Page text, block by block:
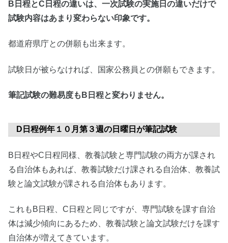
B日程とC日程の違いは、一次試験の実施日の違いだけで
試験内容はあまり変わらない印象です。
都道府県庁との併願も出来ます。
試験日が被らなければ、国家公務員との併願もできます。
筆記試験の難易度もB日程と変わりません。
D日程例年１０月第３週の日曜日が筆記試験
B日程やC日程同様、教養試験と専門試験の両方が課され
る自治体もあれば、教養試験だけ課される自治体、教養試
験と論文試験が課される自治体もあります。
これもB日程、C日程と同じですが、専門試験を課す自治
体は減少傾向にあるため、教養試験と論文試験だけを課す
自治体が増えてきています。